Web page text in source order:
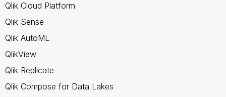
Qlik Cloud Platform
Qlik Sense
Qlik AutoML
QlikView
Qlik Replicate
Qlik Compose for Data Lakes